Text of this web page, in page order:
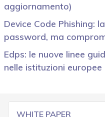
aggiornamento)
Device Code Phishing:
password, ma
Edps: le nuove linee
nelle istituzioni europee
WHITE PAPER